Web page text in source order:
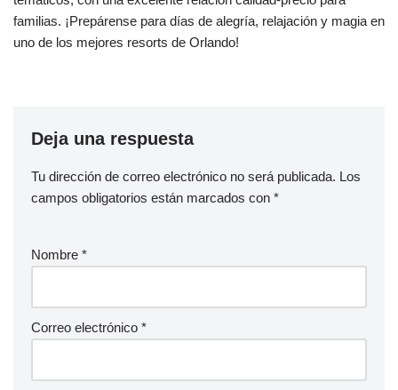
familias. ¡Prepárense para días de alegría, relajación y magia en
uno de los mejores resorts de Orlando!
Deja una respuesta
Tu dirección de correo electrónico no será publicada. Los
campos obligatorios están marcados con *
Nombre *
Correo electrónico *